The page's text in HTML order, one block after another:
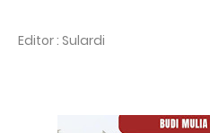
Editor : Sulardi